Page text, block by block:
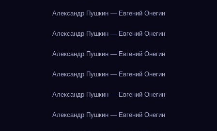
Александр Пушкин — Евгений Онегин
Александр Пушкин — Евгений Онегин
Александр Пушкин — Евгений Онегин
Александр Пушкин — Евгений Онегин
Александр Пушкин — Евгений Онегин
Александр Пушкин — Евгений Онегин